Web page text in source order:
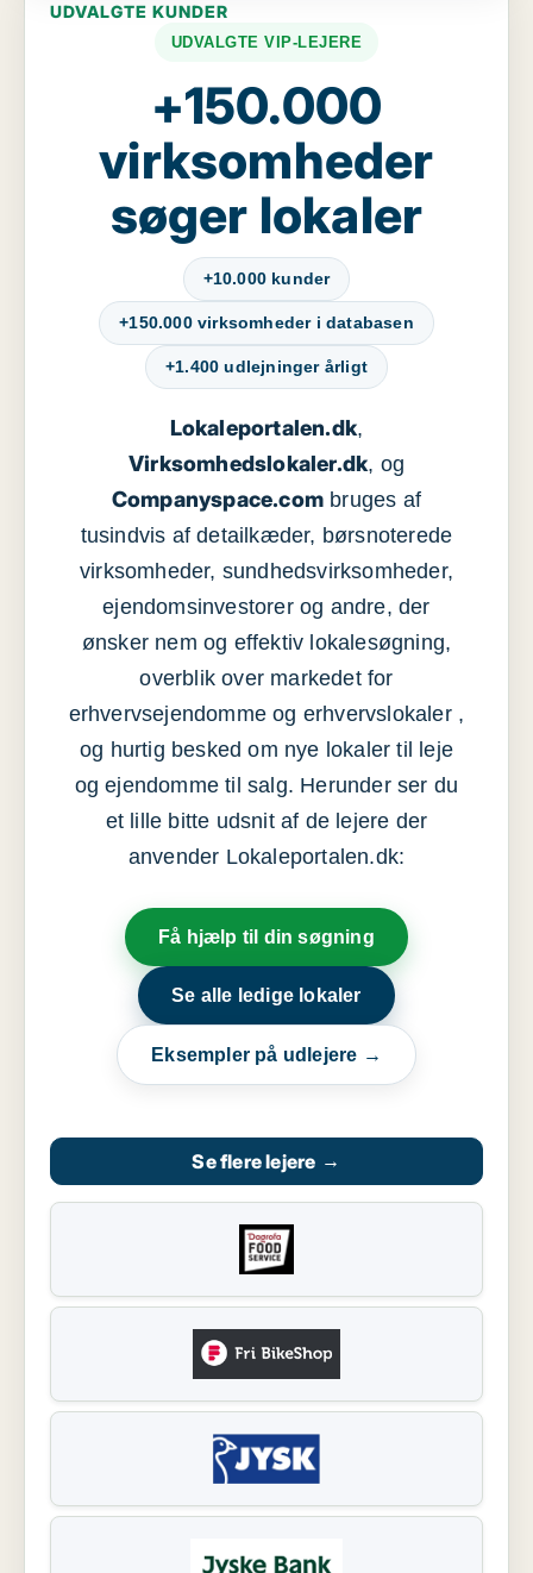
UDVALGTE KUNDER
UDVALGTE VIP-LEJERE
+150.000
virksomheder
søger lokaler
+10.000 kunder
+150.000 virksomheder i databasen
+1.400 udlejninger årligt
Lokaleportalen.dk,
Virksomhedslokaler.dk, og
Companyspace.com bruges af
tusindvis af detailkæder, børsnoterede
virksomheder, sundhedsvirksomheder,
ejendomsinvestorer og andre, der
ønsker nem og effektiv lokalesøgning,
overblik over markedet for
erhvervsejendomme og erhvervslokaler ,
og hurtig besked om nye lokaler til leje
og ejendomme til salg. Herunder ser du
et lille bitte udsnit af de lejere der
anvender Lokaleportalen.dk:
Få hjælp til din søgning
Se alle ledige lokaler
Eksempler på udlejere →
Se flere lejere →